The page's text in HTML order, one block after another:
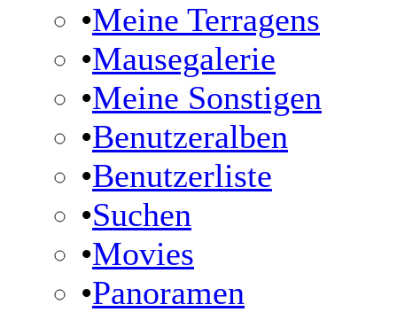
•Meine Terragens
•Mausegalerie
•Meine Sonstigen
•Benutzeralben
•Benutzerliste
•Suchen
•Movies
•Panoramen